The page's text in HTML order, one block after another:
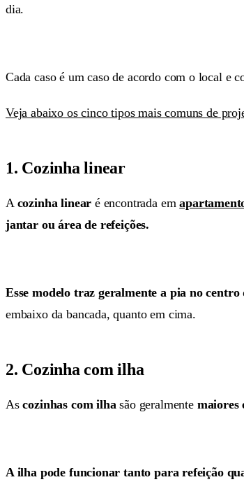
dia.
Cada caso é um caso de acordo com o local e
Veja abaixo os cinco tipos mais comuns de
1. Cozinha linear
A cozinha linear é encontrada em
jantar ou área de refeições.
Esse modelo traz geralmente a pia no centro
embaixo da bancada, quanto em cima.
2. Cozinha com ilha
Ascozinhas com ilha são geralmente maiores
A ilha pode funcionar tanto para refeição